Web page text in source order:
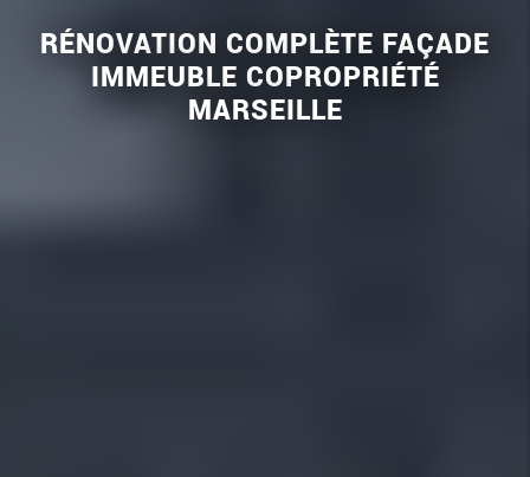
RÉNOVATION COMPLÈTE FAÇADE
IMMEUBLE COPROPRIÉTÉ
MARSEILLE